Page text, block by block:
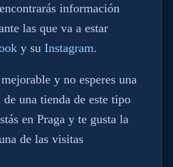
información
las que va a estar
y su Instagram.
y no esperes una
una tienda de este tipo
en Praga y te gusta la
de las visitas